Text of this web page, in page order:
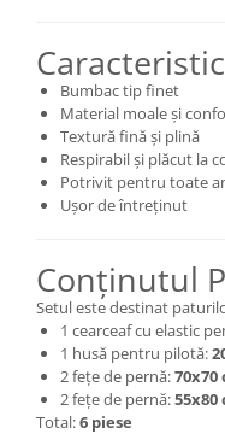
Bumbac tip finet
Material moale și
Textură fină și plină
Respirabil și plăcut la
Potrivit pentru toate
Ușor de întreținut
Conținutul
Setul este destinat
1 cearceaf cu elastic
1 husă pentru pilotă:
2 fețe de pernă:70x70
2 fețe de pernă:55x80
Total:6 piese